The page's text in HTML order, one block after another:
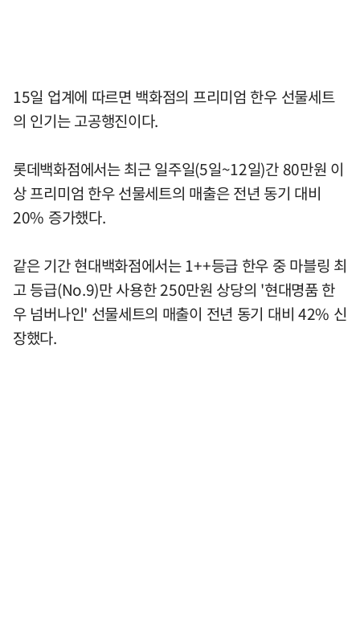
15일 업계에 따르면 백화점의 프리미엄 한우 선물세트
의 인기는 고공행진이다.
롯데백화점에서는 최근 일주일(5일~12일)간 80만원 이
상 프리미엄 한우 선물세트의 매출은 전년 동기 대비
20% 증가했다.
같은 기간 현대백화점에서는 1++등급 한우 중 마블링 최
고 등급(No.9)만 사용한 250만원 상당의 '현대명품 한
우 넘버나인' 선물세트의 매출이 전년 동기 대비 42% 신
장했다.